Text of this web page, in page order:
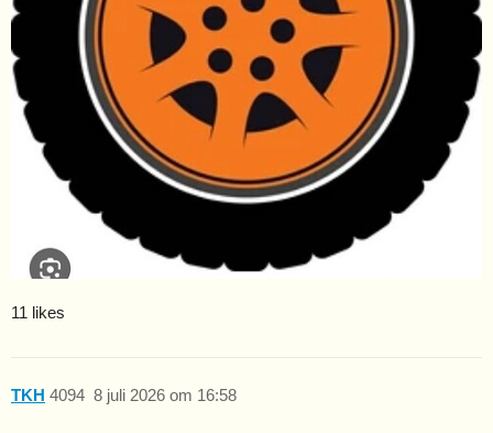
11 likes
TKH 8 juli 2026 om 16:58
4094